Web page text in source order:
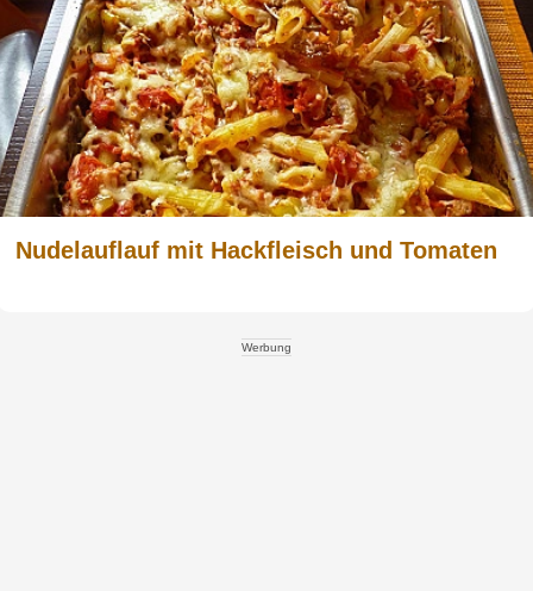
Nudelauflauf mit Hackfleisch und Tomaten
Werbung